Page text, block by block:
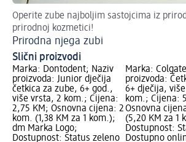
Operite zube najboljim sastojcima iz
prirodnoj kozmetici!
Prirodna njega zubi
Slični proizvodi
Marka: Dontodent; Naziv
proizvoda: Junior dječija
četkica za zube, 6+ god.,
više vrsta, 2 kom.; Cijena:
2,75 KM; Osnovna cijena: 2
kom. (1,38 KM za 1 kom.);
dm Marka Logo;
Dostupnost: Status zeleno
Marka:
proizvoda:
6+ dječija,
kom.; Cijena:
Osnovna
(5,20 KM za 1
Dostupnost:
Dostupno